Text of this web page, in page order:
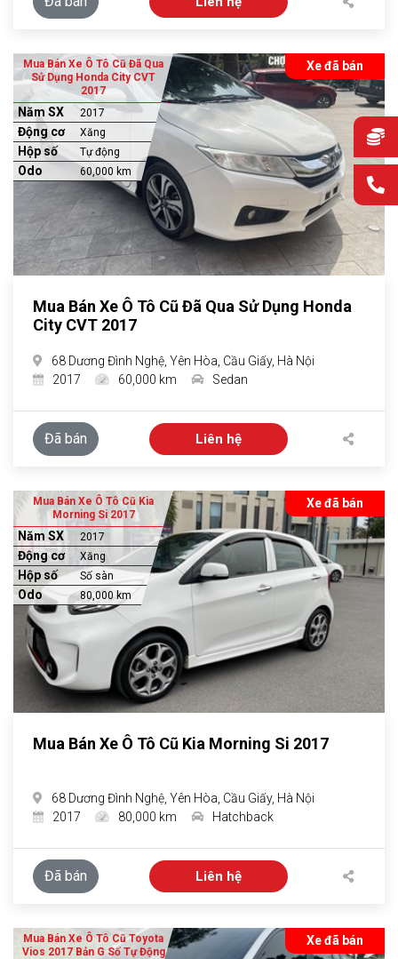
Xe đã bán
Mua Bán Xe Ô Tô Cũ Đã Qua
Sử Dụng Honda City CVT
2017
Năm SX 2017
Động cơ Xăng
Hộp số Tự động
Odo 60,000 km
Mua Bán Xe Ô Tô Cũ Đã Qua Sử Dụng Honda
City CVT 2017
68 Dương Đình Nghệ, Yên Hòa, Cầu Giấy, Hà Nội
2017
60,000 km Sedan
Đã bán Liên hệ
Xe đã bán
Mua Bán Xe Ô Tô Cũ Kia
Morning Si 2017
Năm SX 2017
Động cơ Xăng
Hộp số Số sàn
Odo 80,000 km
Mua Bán Xe Ô Tô Cũ Kia Morning Si 2017
68 Dương Đình Nghệ, Yên Hòa, Cầu Giấy, Hà Nội
2017
80,000 km Hatchback
Đã bán Liên hệ
Xe đã bán
Mua Bán Xe Ô Tô Cũ Toyota
Vios 2017 Bản G Số Tự Động